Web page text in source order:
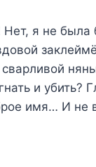
я не была
и убить?
имя… И не